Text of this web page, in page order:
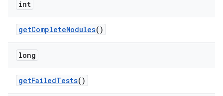
int
getCompleteModules()
long
getFailedTests()